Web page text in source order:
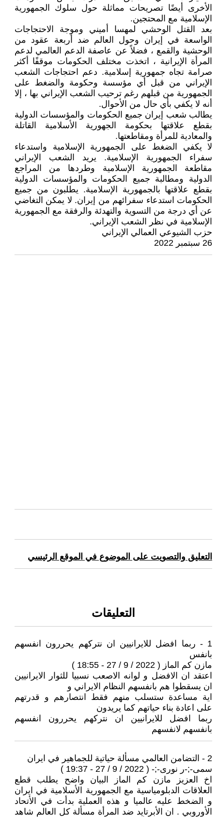
الأخرى أيضًا تصريحات مماثلة حول سلوك الجمهورية
الإسلامية مع المحتجين.
بعد القتل الوحشي لمهسا أميني وموجة الاحتجاجات
الواسعة في إيران وحول العالم ضد أربعة عقود من
الوحشية والقمع ، فضلاً عن عاصفة الدعم العالمي لدعم
المرأة الإيرانية ، اتخذت مختلف الحكومات موقفًا أكثر
صرامة تجاه جمهورية إسلامية. دعم احتجاجات الشعب
الإيراني من قبل أي مؤسسة وحكومة والضغط على
الجمهورية من قبلهم رغم ترحيب الشعب الإيراني بها ، إلا
أنه لا يكفي بأي حال من الأحوال.
يطالب شعب إيران جميع الحكومات والمؤسسات الدولية
بقطع علاقتها بحكومة الجهورية الأسلامية القاتلة
والمعادية للمرأة ومقاطعتها.
لا يكفي الضغط على الجمهورية الإسلامية واستدعاء
سفراء الجمهورية الإسلامية. يريد الشعب الإيراني
مقاطعة الجمهورية الإسلامية وطردها من المراجع
الدولية ومطالبة جميع الحكومات والمؤسسات الدولية
بقطع علاقتها بالجمهورية الإسلامية. يطلبون من جميع
الحكومات استدعاء سفرائهم من إيران. لا يمكن التغاضي
عن أي درجة من التسوية والتهدئة والرفقة مع الجمهورية
الإسلامية في نظر الشعب الإيراني.
حزب الشيوعي العمالي الإيراني
26 سبتمبر 2022
التعليق والتصويت على الموضوع في الموقع الرئيسي
التعليقات
1 - ربما افضل للايرانيين ان نتركهم يحررون انفسهم
بانفس
مازن كم الماز ( 2022 / 9 / 27 - 18:55 )
اعتقد ان الافضل و لوانه الاصعب نسبيا للثوار الايرانيين
ان يسقطوا هم بانفسهم النظام الايراني و
اية مساعدة ستسلب منهم فقط انتصارهم و قدرتهم
على اعادة بناء حياتهم كما يريدون
ربما افضل للايرانيين ان نتركهم يحررون انفسهم
بانفسهم لانفسهم
2 - التضامن العالمي مسألة حياتية للجماهير في ايران
سمی-;-ر نوری-;- ( 2022 / 9 / 27 - 19:37 )
اخ العزيز مازن كم الماز البيان واضح يطلب قطع
العلاقات الدبلومياسية مع الجمهورية الأسلامية في ايران
و الضخط عليه عالميا و هذه العملية بدأت في الأتحاد
الأوروبي . ان الأبرتايد ضد المرأة مسألة كل العالم شاهد